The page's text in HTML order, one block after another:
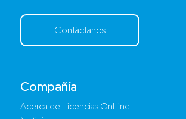
Compañía
Acerca de Licencias OnLine
Contáctanos